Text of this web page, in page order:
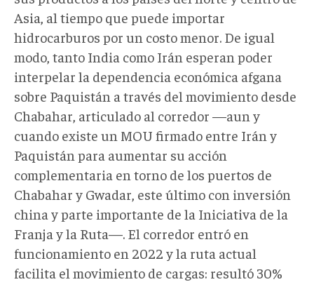
Asia, al tiempo que puede importar
hidrocarburos por un costo menor. De igual
modo, tanto India como Irán esperan poder
interpelar la dependencia económica afgana
sobre Paquistán a través del movimiento desde
Chabahar, articulado al corredor —aun y
cuando existe un MOU firmado entre Irán y
Paquistán para aumentar su acción
complementaria en torno de los puertos de
Chabahar y Gwadar, este último con inversión
china y parte importante de la Iniciativa de la
Franja y la Ruta—. El corredor entró en
funcionamiento en 2022 y la ruta actual
facilita el movimiento de cargas: resultó 30%